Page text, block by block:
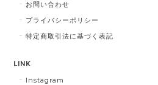
お問い合わせ
プライバシーポリシー
特定商取引法に基づく表記
LINK
Instagram